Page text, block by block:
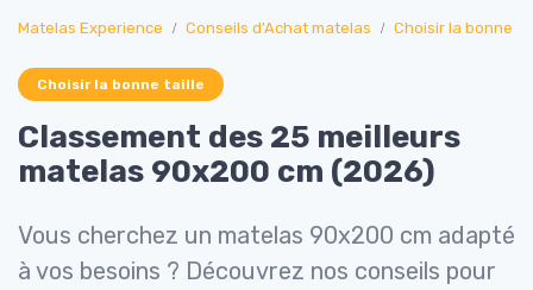
Matelas Experience Conseils d'Achat matelas Choisir la bonne
Choisir la bonne taille
Classement des 25 meilleurs
matelas 90x200 cm (2026)
Vous cherchez un matelas 90x200 cm adapté
à vos besoins ? Découvrez nos conseils pour